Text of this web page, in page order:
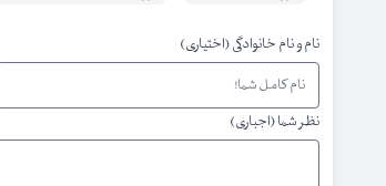
نام و نام خانوادگی (اختیاری)
نظر شما (اجباری)